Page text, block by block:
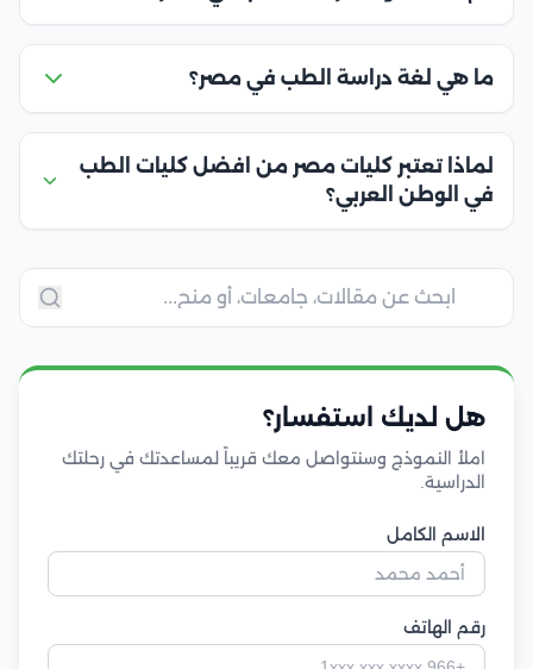
ما هي لغة دراسة الطب في مصر؟
لماذا تعتبر كليات مصر من افضل كليات الطب
في الوطن العربي؟
هل لديك استفسار؟
املأ النموذج وسنتواصل معك قريباً لمساعدتك في رحلتك
الدراسية.
الاسم الكامل
رقم الهاتف